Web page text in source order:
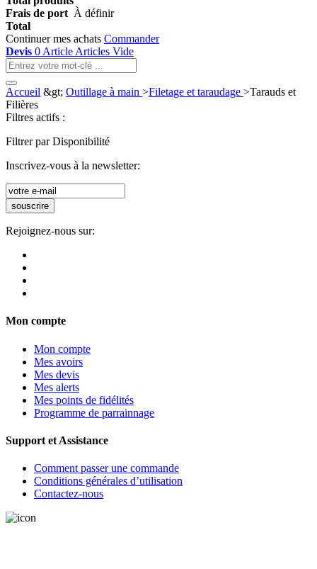
Frais de port À définir
Total
Continuer mes achats Commander
Devis 0 Article Articles Vide
Accueil &gt; Outillage à main >Filetage et taraudage >Tarauds et
Filières
Filtres actifs :
Filtrer par Disponibilité
Inscrivez-vous à la newsletter:
souscrire
Rejoignez-nous sur:
Mon compte
Mon compte
Mes avoirs
Mes devis
Mes alerts
Mes points de fidélités
Programme de parrainnage
Support et Assistance
Comment passer une commande
Conditions générales d’utilisation
Contactez-nous